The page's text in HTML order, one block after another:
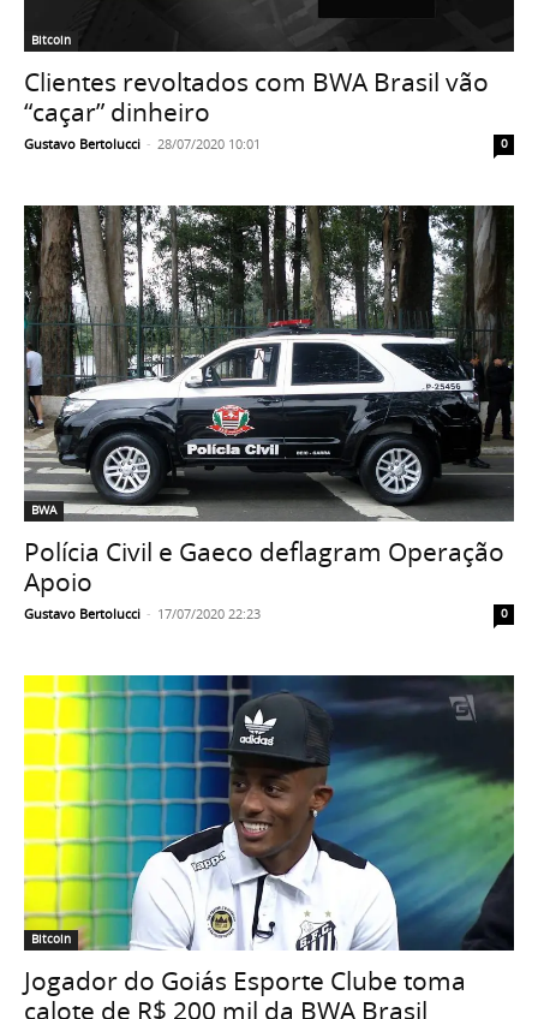
Bitcoin
Clientes revoltados com BWA Brasil vão
“caçar” dinheiro
Gustavo Bertolucci - 28/07/2020 10:01 0
BWA
Polícia Civil e Gaeco deflagram Operação
Apoio
Gustavo Bertolucci - 17/07/2020 22:23 0
Bitcoin
Jogador do Goiás Esporte Clube toma
calote de R$ 200 mil da BWA Brasil